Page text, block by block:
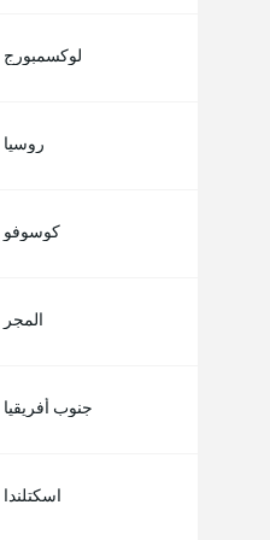
لوكسمبورج
روسيا
كوسوفو
المجر
جنوب أفريقيا
اسكتلندا